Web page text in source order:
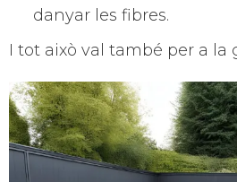
danyar les fibres.
I tot això val també per a la